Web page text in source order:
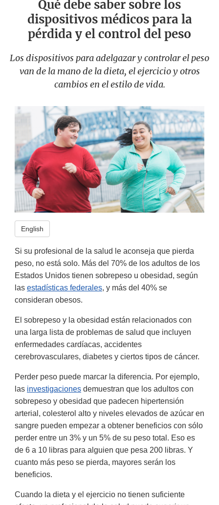
Qué debe saber sobre los
dispositivos médicos para la
pérdida y el control del peso
Los dispositivos para adelgazar y controlar el peso
van de la mano de la dieta, el ejercicio y otros
cambios en el estilo de vida.
English
Si su profesional de la salud le aconseja que pierda
peso, no está solo. Más del 70% de los adultos de los
Estados Unidos tienen sobrepeso u obesidad, según
las estadísticas federales, y más del 40% se
consideran obesos.
El sobrepeso y la obesidad están relacionados con
una larga lista de problemas de salud que incluyen
enfermedades cardíacas, accidentes
cerebrovasculares, diabetes y ciertos tipos de cáncer.
Perder peso puede marcar la diferencia. Por ejemplo,
las investigaciones demuestran que los adultos con
sobrepeso y obesidad que padecen hipertensión
arterial, colesterol alto y niveles elevados de azúcar en
sangre pueden empezar a obtener beneficios con sólo
perder entre un 3% y un 5% de su peso total. Eso es
de 6 a 10 libras para alguien que pesa 200 libras. Y
cuanto más peso se pierda, mayores serán los
beneficios.
Cuando la dieta y el ejercicio no tienen suficiente